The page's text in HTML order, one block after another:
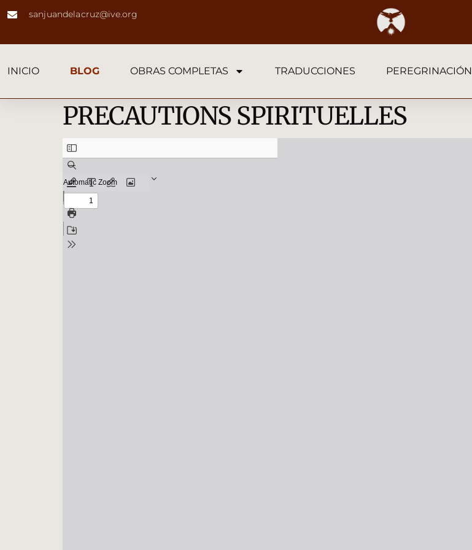
sanjuandelacruz@ive.org
INICIO BLOG OBRAS COMPLETAS TRADUCCIONES PEREGRINACIÓN
PRECAUTIONS SPIRITUELLES